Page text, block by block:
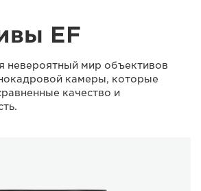
EF
невероятный мир объективов
камеры, которые
качество и